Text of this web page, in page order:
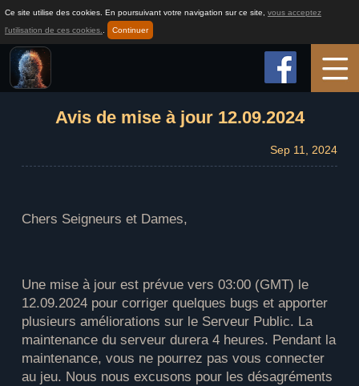
Ce site utilise des cookies. En poursuivant votre navigation sur ce site, vous acceptez
l'utilisation de ces cookies.
Continuer
Accueil
Infos sur le jeu
Support
Avis de mise à jour 12.09.2024
Sep 11, 2024
Chers Seigneurs et Dames,
Une mise à jour est prévue vers 03:00 (GMT) le
12.09.2024 pour corriger quelques bugs et apporter
plusieurs améliorations sur le Serveur Public. La
maintenance du serveur durera 4 heures. Pendant la
maintenance, vous ne pourrez pas vous connecter
au jeu. Nous nous excusons pour les désagréments